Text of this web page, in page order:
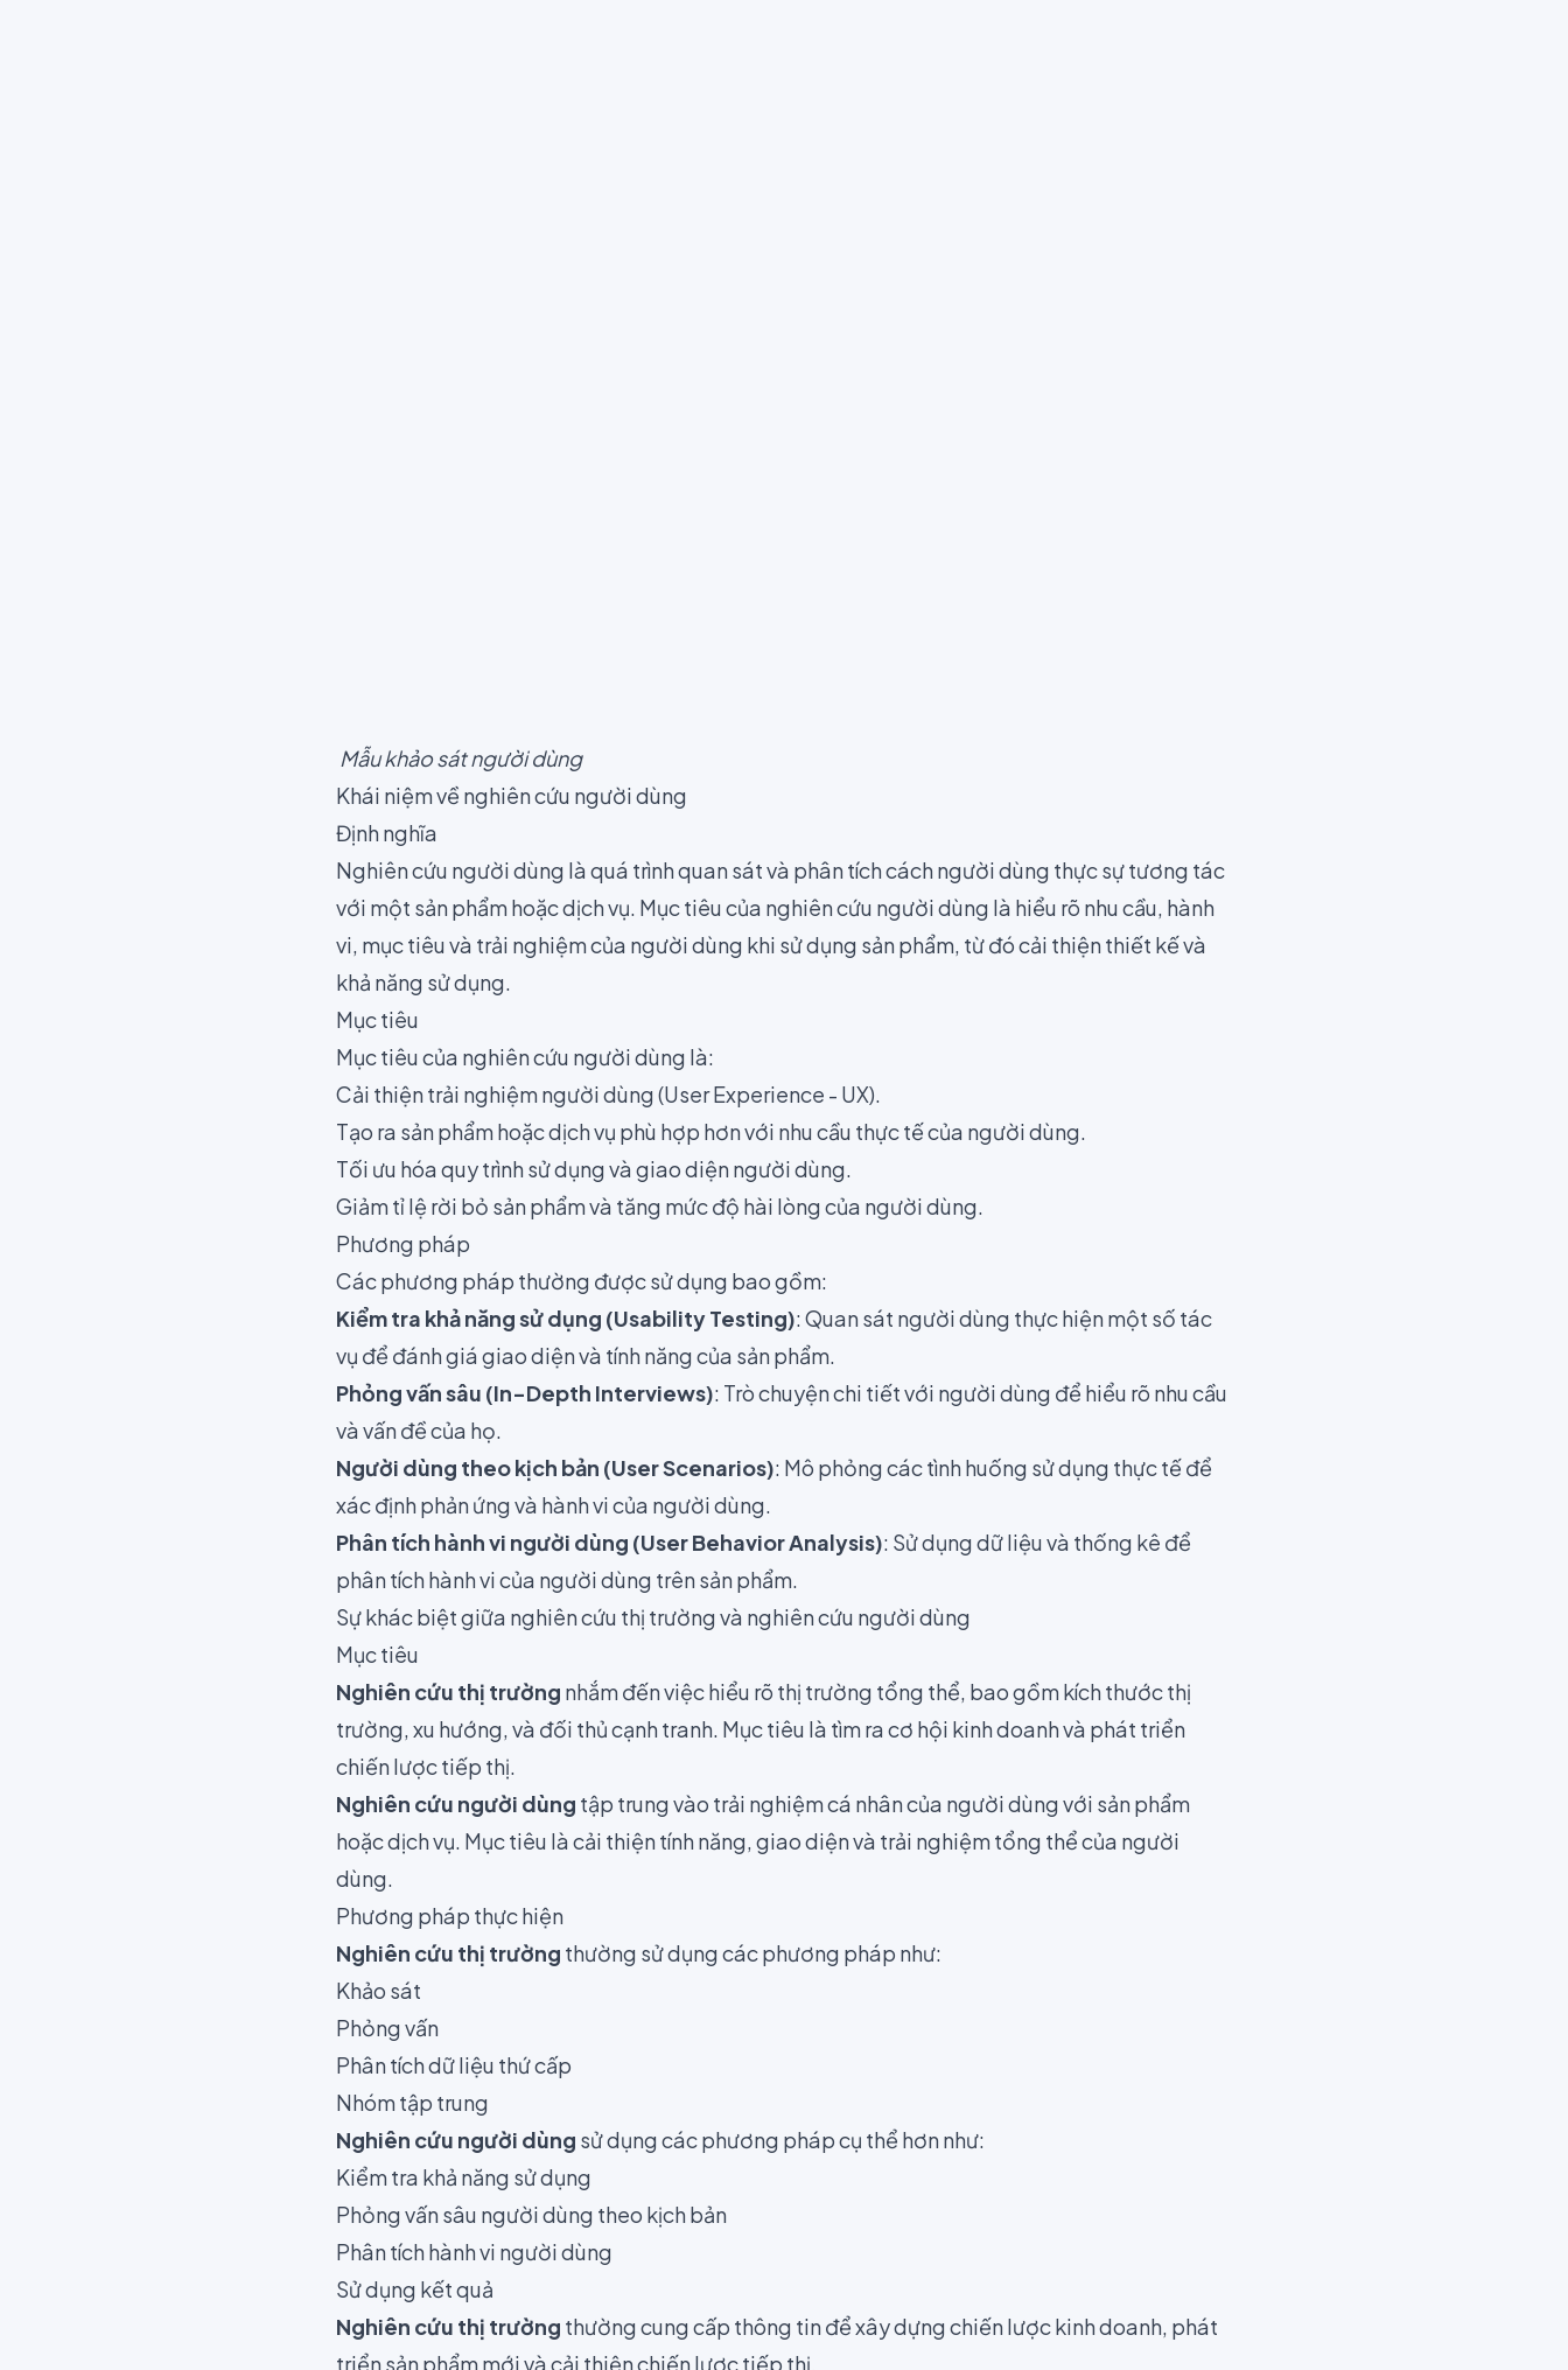
Mẫu khảo sát người dùng
Khái niệm về nghiên cứu người dùng
Định nghĩa
Nghiên cứu người dùng là quá trình quan sát và phân tích cách người dùng thực sự tương tác
với một sản phẩm hoặc dịch vụ. Mục tiêu của nghiên cứu người dùng là hiểu rõ nhu cầu, hành
vi, mục tiêu và trải nghiệm của người dùng khi sử dụng sản phẩm, từ đó cải thiện thiết kế và
khả năng sử dụng.
Mục tiêu
Mục tiêu của nghiên cứu người dùng là:
Cải thiện trải nghiệm người dùng (User Experience - UX).
Tạo ra sản phẩm hoặc dịch vụ phù hợp hơn với nhu cầu thực tế của người dùng.
Tối ưu hóa quy trình sử dụng và giao diện người dùng.
Giảm tỉ lệ rời bỏ sản phẩm và tăng mức độ hài lòng của người dùng.
Phương pháp
Các phương pháp thường được sử dụng bao gồm:
Kiểm tra khả năng sử dụng (Usability Testing): Quan sát người dùng thực hiện một số tác
vụ để đánh giá giao diện và tính năng của sản phẩm.
Phỏng vấn sâu (In-Depth Interviews): Trò chuyện chi tiết với người dùng để hiểu rõ nhu cầu
và vấn đề của họ.
Người dùng theo kịch bản (User Scenarios): Mô phỏng các tình huống sử dụng thực tế để
xác định phản ứng và hành vi của người dùng.
Phân tích hành vi người dùng (User Behavior Analysis): Sử dụng dữ liệu và thống kê để
phân tích hành vi của người dùng trên sản phẩm.
Sự khác biệt giữa nghiên cứu thị trường và nghiên cứu người dùng
Mục tiêu
Nghiên cứu thị trường nhắm đến việc hiểu rõ thị trường tổng thể, bao gồm kích thước thị
trường, xu hướng, và đối thủ cạnh tranh. Mục tiêu là tìm ra cơ hội kinh doanh và phát triển
chiến lược tiếp thị.
Nghiên cứu người dùng tập trung vào trải nghiệm cá nhân của người dùng với sản phẩm
hoặc dịch vụ. Mục tiêu là cải thiện tính năng, giao diện và trải nghiệm tổng thể của người
dùng.
Phương pháp thực hiện
Nghiên cứu thị trường thường sử dụng các phương pháp như:
Khảo sát
Phỏng vấn
Phân tích dữ liệu thứ cấp
Nhóm tập trung
Nghiên cứu người dùng sử dụng các phương pháp cụ thể hơn như:
Kiểm tra khả năng sử dụng
Phỏng vấn sâu người dùng theo kịch bản
Phân tích hành vi người dùng
Sử dụng kết quả
Nghiên cứu thị trường thường cung cấp thông tin để xây dựng chiến lược kinh doanh, phát
triển sản phẩm mới và cải thiện chiến lược tiếp thị.